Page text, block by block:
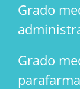
Grado
Grado